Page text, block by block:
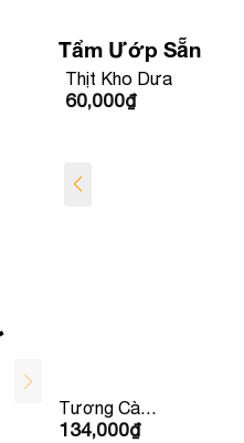
Tẩm Ướp Sẵn
Thịt Kho Dưa
60,000₫
Tương Cà
Ketchup Hữu Cơ
134,000₫